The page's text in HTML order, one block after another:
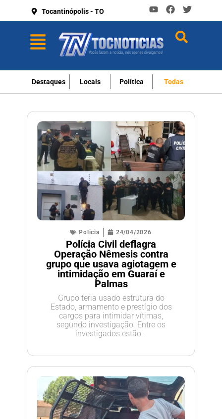
Tocantinópolis - TO
Destaques Locais Política Todas
Policia 24/04/2026
Polícia Civil deflagra
Operação Nêmesis contra
grupo que usava agiotagem e
intimidação em Guaraí e
Palmas
Grupo teria usado estrutura do
Estado, armamento e prestígio dos
cargos para intimidar vítimas,
segundo investigação. Entre os
investigados estão...